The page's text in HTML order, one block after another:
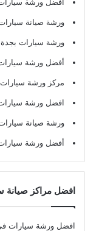
ورشة صيانة
ورشة سيارات بجدة
أفضل ورشة
مركز ورشة
افضل ورشة
ورشة صيانة
أفضل ورشة
افضل مراكز صيانة
افضل ورشة سيارات في